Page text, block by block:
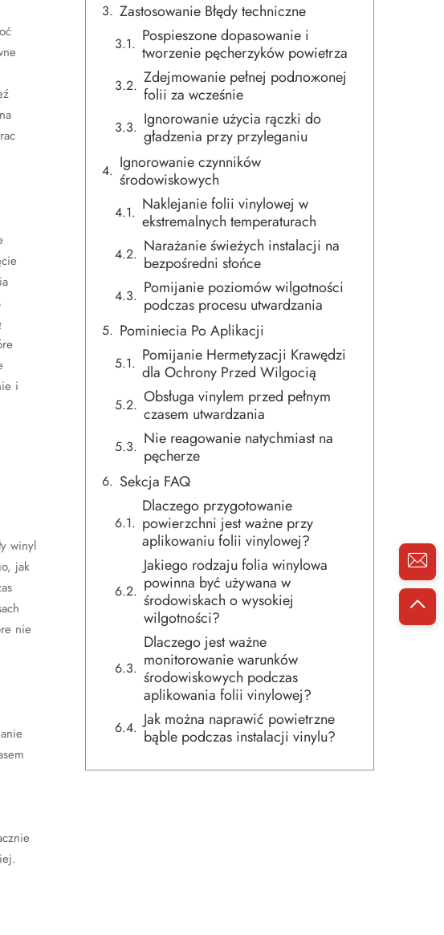
i
winyl
jak
nie
Zastosowanie Błędy techniczne
Pospieszone dopasowanie i
tworzenie pęcherzyków powietrza
Zdejmowanie pełnej podложonej
folii za wcześnie
Ignorowanie użycia rączki do
gładzenia przy przyleganiu
Ignorowanie czynników
środowiskowych
Naklejanie folii vinylowej w
ekstremalnych temperaturach
Narażanie świeżych instalacji na
bezpośredni słońce
Pomijanie poziomów wilgotności
podczas procesu utwardzania
Pominiecia Po Aplikacji
Pomijanie Hermetyzacji Krawędzi
dla Ochrony Przed Wilgocią
Obsługa vinylem przed pełnym
czasem utwardzania
Nie reagowanie natychmiast na
pęcherze
Sekcja FAQ
Dlaczego przygotowanie
powierzchni jest ważne przy
aplikowaniu folii vinylowej?
Jakiego rodzaju folia winylowa
powinna być używana w
środowiskach o wysokiej
wilgotności?
Dlaczego jest ważne
monitorowanie warunków
środowiskowych podczas
aplikowania folii vinylowej?
Jak można naprawić powietrzne
bąble podczas instalacji vinylu?